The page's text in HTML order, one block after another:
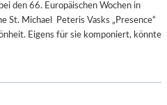
den 66. Europäischen Wochen in
St. Michael Peteris Vasks „Presence“
Eigens für sie komponiert, könnte